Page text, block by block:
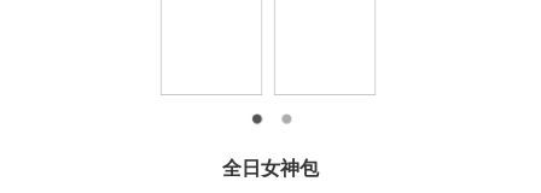
全日女神包